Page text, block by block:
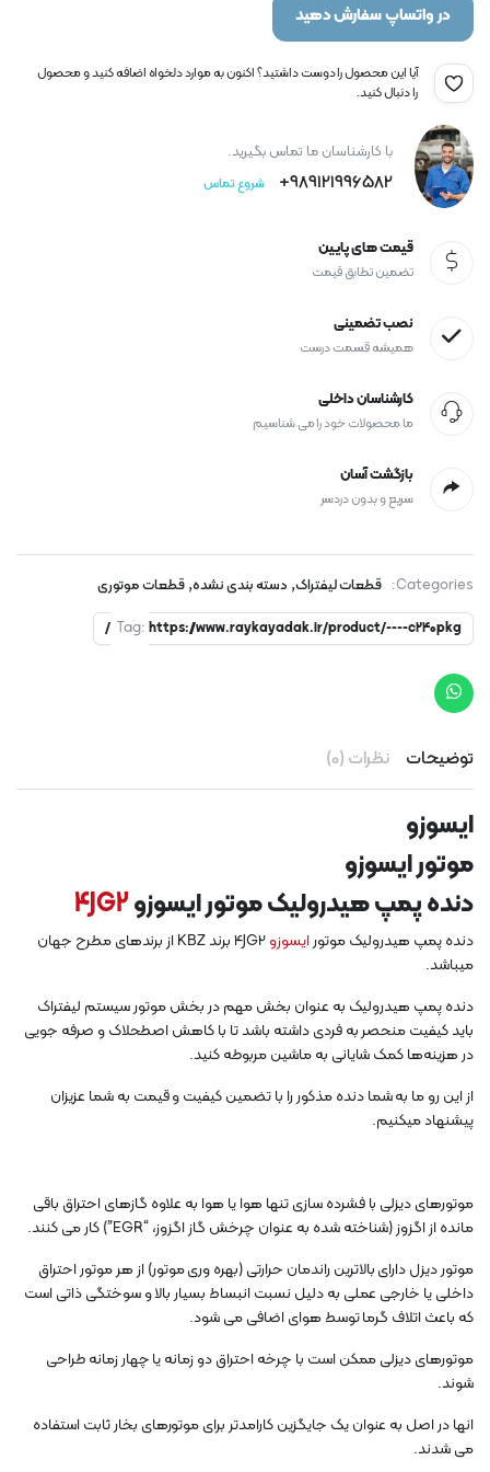
در واتساپ سفارش دهید
آیا این محصول را دوست داشتید؟ اکنون به موارد دلخواه اضافه کنید و محصول
را دنبال کنید.
با کارشناسان ما تماس بگیرید.
989121996582+ شروع تماس
قیمت های پایین
تضمین تطابق قیمت
نصب تضمینی
همیشه قسمت درست
کارشناسان داخلی
ما محصولات خود را می شناسیم
بازگشت آسان
سریع و بدون دردسر
Categories: قطعات لیفتراک, دسته بندی نشده, قطعات موتوری
Tag: https://www.raykayadak.ir/product/----c240pkg/
توضیحات نظرات (0)
ایسوزو
موتور ایسوزو
دنده پمپ هیدرولیک موتور ایسوزو4JG2
دنده پمپ هیدرولیک موتورایسوزو
4JG2 برند KBZ از برندهای مطرح جهان
میباشد.
دنده پمپ هیدرولیک به عنوان بخش مهم در بخش موتور سیستم لیفتراک
باید کیفیت منحصر به فردی داشته باشد تا با کاهش اصطحلاک و صرفه جویی
در هزینه‌ها کمک شایانی به ماشین مربوطه کنید.
از این رو ما به شما دنده مذکور را با تضمین کیفیت و قیمت به شما عزیزان
پیشنهاد میکنیم.
موتورهای دیزلی با فشرده سازی تنها هوا یا هوا به علاوه گازهای احتراق باقی
مانده از اگزوز (شناخته شده به عنوان چرخش گاز اگزوز، “EGR”) کار می کنند.
موتور دیزل دارای بالاترین راندمان حرارتی (بهره وری موتور) از هر موتور احتراق
داخلی یا خارجی عملی به دلیل نسبت انبساط بسیار بالا و سوختگی ذاتی است
که باعث اتلاف گرما توسط هوای اضافی می شود.
موتورهای دیزلی ممکن است با چرخه احتراق دو زمانه یا چهار زمانه طراحی
شوند.
انها در اصل به عنوان یک جایگزین کارامدتر برای موتورهای بخار ثابت استفاده
می شدند.